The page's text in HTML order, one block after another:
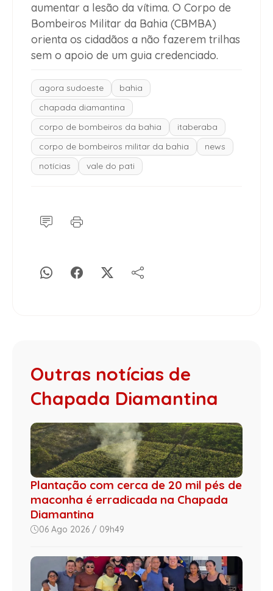
aumentar a lesão da vítima. O Corpo de
Bombeiros Militar da Bahia (CBMBA)
orienta os cidadãos a não fazerem trilhas
sem o apoio de um guia credenciado.
agora sudoeste
bahia
chapada diamantina
corpo de bombeiros da bahia
itaberaba
corpo de bombeiros militar da bahia
news
notícias
vale do pati
Outras notícias de
Chapada Diamantina
Plantação com cerca de 20 mil pés de
maconha é erradicada na Chapada
Diamantina
06 Ago 2026 / 09h49